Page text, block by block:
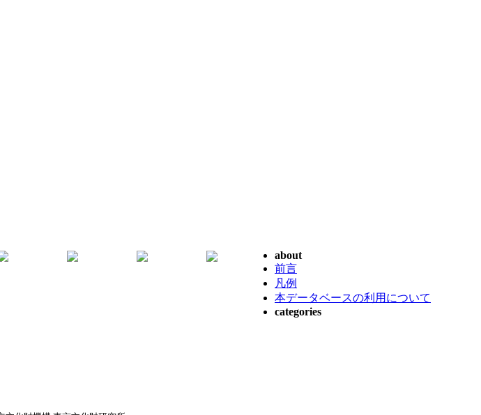
about
前言
凡例
本データベースの利用について
categories